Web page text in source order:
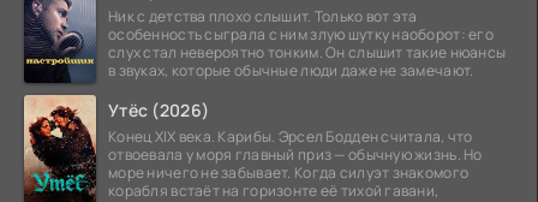
Ник с детства плохо слышит. Только вот эта
особенность сыграла с ним злую шутку наоборот: его
слух стал невероятно тонким. Он слышит такие нюансы
в звуках, которые обычные люди даже не замечают.
Утёс (2026)
Конец XIX века. Карибы. Эрсел Бодден считала, что
отвоевала у моря главный приз — обычную жизнь. Но
море ничего не забывает. Когда силуэт знакомого
корабля встаёт на горизонте её тихой гавани,